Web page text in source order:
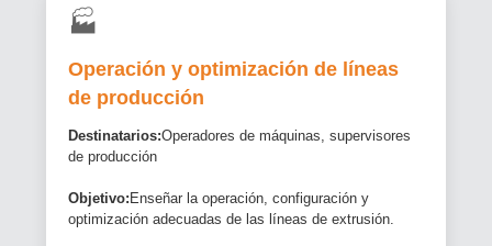
🏭
Operación y optimización de líneas
de producción
Destinatarios:Operadores de máquinas, supervisores
de producción
Objetivo: Enseñar la operación, configuración y
optimización adecuadas de las líneas de extrusión.